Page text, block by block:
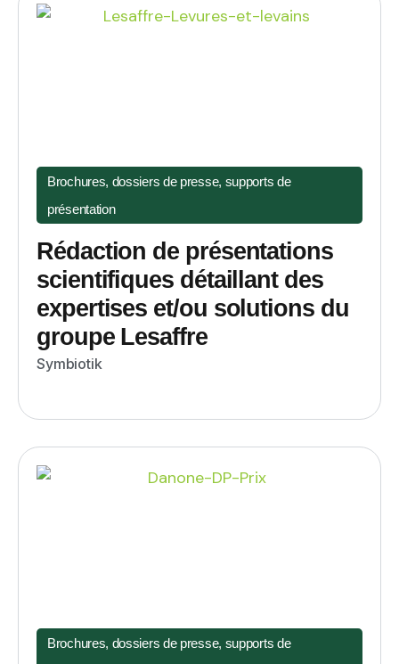
Brochures, dossiers de presse, supports de
présentation
Rédaction de présentations
scientifiques détaillant des
expertises et/ou solutions du
groupe Lesaffre
Symbiotik
Brochures, dossiers de presse, supports de